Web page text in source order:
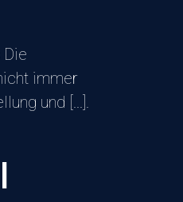
immer
und [...].